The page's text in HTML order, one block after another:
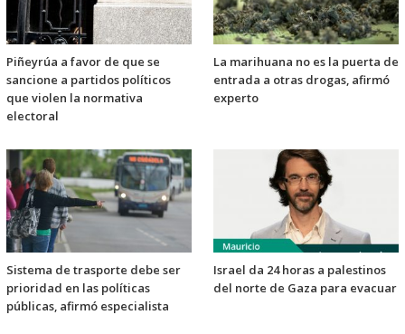
Piñeyrúa a favor de que se
sancione a partidos políticos
que violen la normativa
electoral
La marihuana no es la puerta de
entrada a otras drogas, afirmó
experto
Sistema de trasporte debe ser
prioridad en las políticas
públicas, afirmó especialista
Israel da 24 horas a palestinos
del norte de Gaza para evacuar